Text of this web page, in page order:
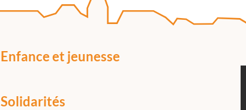
Enfance et jeunesse
Solidarités